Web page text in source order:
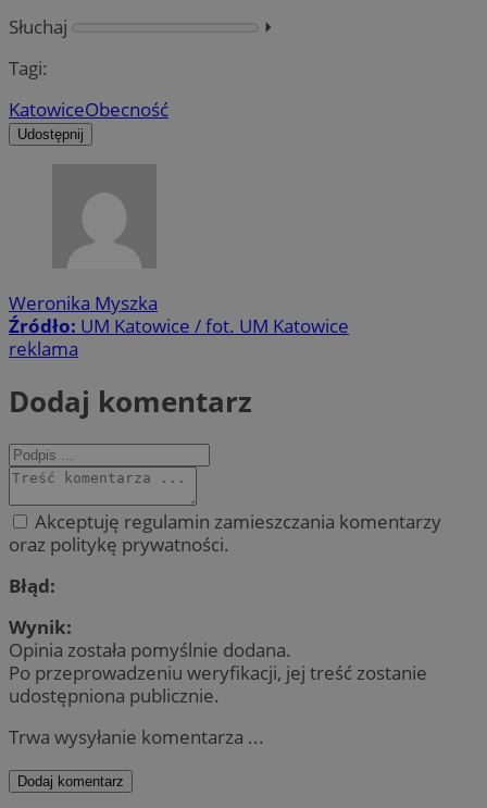
Słuchaj
⏵︎
Tagi:
KatowiceObecność
Udostępnij
Weronika Myszka
Źródło: UM Katowice / fot. UM Katowice
reklama
Dodaj komentarz
Akceptuję regulamin zamieszczania komentarzy
oraz politykę prywatności.
Błąd:
Wynik:
Opinia została pomyślnie dodana.
Po przeprowadzeniu weryfikacji, jej treść zostanie
udostępniona publicznie.
Trwa wysyłanie komentarza ...
Dodaj komentarz